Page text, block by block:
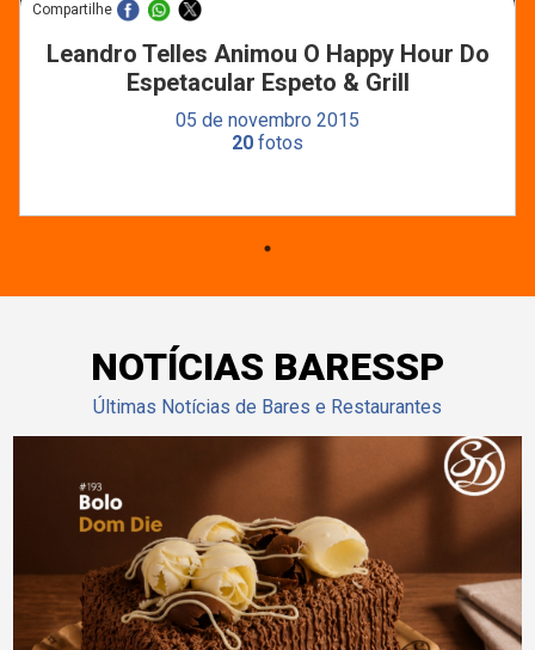
Compartilhe
Leandro Telles Animou O Happy Hour Do
Espetacular Espeto & Grill
05 de novembro 2015
20 fotos
NOTÍCIAS BARESSP
Últimas Notícias de Bares e Restaurantes